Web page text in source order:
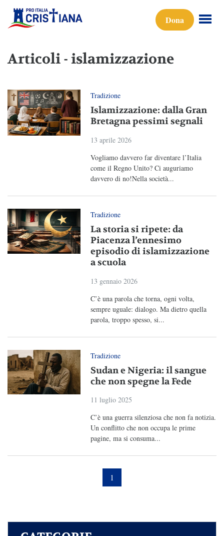
Dona
Articoli - islamizzazione
Tradizione
Islamizzazione: dalla Gran
Bretagna pessimi segnali
13 aprile 2026
Vogliamo davvero far diventare l’Italia
come il Regno Unito? Ci auguriamo
davvero di no!Nella società...
Tradizione
La storia si ripete: da
Piacenza l’ennesimo
episodio di islamizzazione
a scuola
13 gennaio 2026
C’è una parola che torna, ogni volta,
sempre uguale: dialogo. Ma dietro quella
parola, troppo spesso, si...
Tradizione
Sudan e Nigeria: il sangue
che non spegne la Fede
11 luglio 2025
C’è una guerra silenziosa che non fa notizia.
Un conflitto che non occupa le prime
pagine, ma si consuma...
1